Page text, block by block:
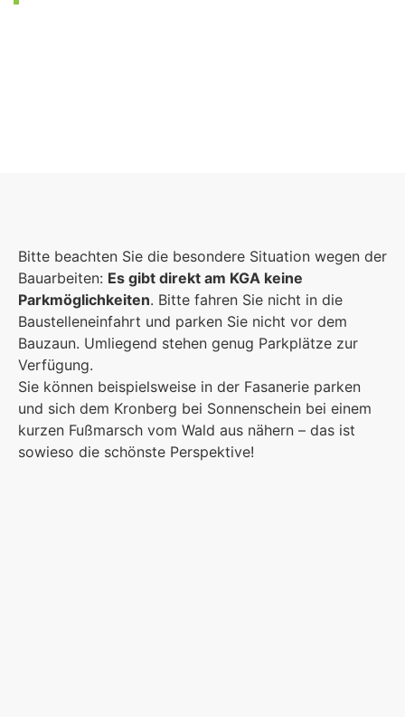
Bitte beachten Sie die besondere Situation wegen der
Bauarbeiten: Es gibt direkt am KGA keine
Parkmöglichkeiten. Bitte fahren Sie nicht in die
Baustelleneinfahrt und parken Sie nicht vor dem
Bauzaun. Umliegend stehen genug Parkplätze zur
Verfügung.
Sie können beispielsweise in der Fasanerie parken
und sich dem Kronberg bei Sonnenschein bei einem
kurzen Fußmarsch vom Wald aus nähern – das ist
sowieso die schönste Perspektive!